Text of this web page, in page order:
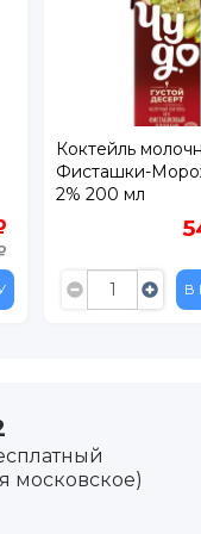
Сырок Чудо
глазированный
28,7% 40 г
В
московское)